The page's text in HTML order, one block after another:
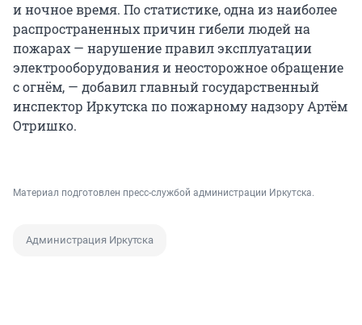
и ночное время. По статистике, одна из наиболее
распространенных причин гибели людей на
пожарах — нарушение правил эксплуатации
электрооборудования и неосторожное обращение
с огнём, — добавил главный государственный
инспектор Иркутска по пожарному надзору Артём
Отришко.
Материал подготовлен пресс-службой администрации Иркутска.
Администрация Иркутска